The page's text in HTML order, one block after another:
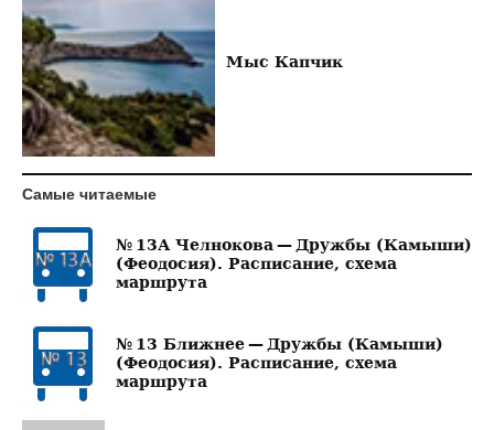
Мыс Капчик
Самые читаемые
№ 13А Челнокова — Дружбы (Камыши)
(Феодосия). Расписание, схема
маршрута
№ 13 Ближнее — Дружбы (Камыши)
(Феодосия). Расписание, схема
маршрута